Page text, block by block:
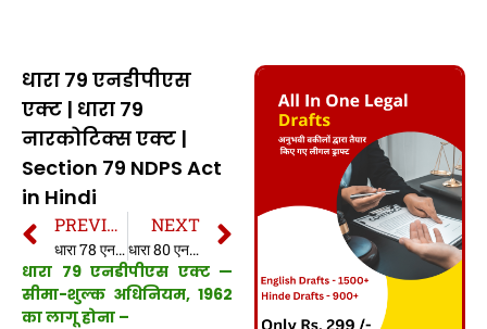
धारा 79 एनडीपीएस
एक्ट | धारा 79
नारकोटिक्स एक्ट |
Section 79 NDPS Act
in Hindi
PREVIOUS
धारा 78 एनडीपीएस एक्ट | धारा 78 नारकोटिक्स एक्ट | Section 78 NDPS Act in Hindi
NEXT
धारा 80 एनडीपीएस एक्ट | धारा 80 नारकोटिक्स एक्ट | Section 80 NDPS Act in Hindi
धारा 79 एनडीपीएस एक्ट —
सीमा-शुल्क अधिनियम, 1962
का लागू होना –